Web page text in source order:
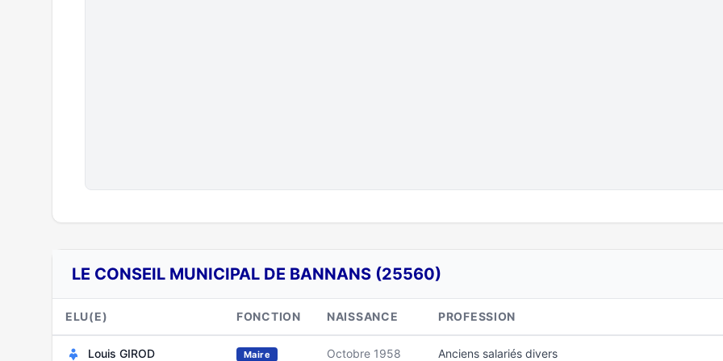
LE CONSEIL MUNICIPAL DE BANNANS (25560)
ELU(E) FONCTION NAISSANCE PROFESSION
Louis GIROD Maire Octobre 1958 Anciens salariés divers